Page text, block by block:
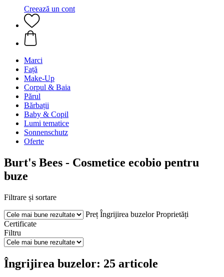
Creează un cont
Marci
Față
Make-Up
Corpul & Baia
Părul
Bărbații
Baby & Copil
Lumi tematice
Sonnenschutz
Oferte
Burt's Bees - Cosmetice ecobio pentru
buze
Filtrare și sortare
Preț Îngrijirea buzelor Proprietăți
Certificate
Filtru
Îngrijirea buzelor: 25 articole